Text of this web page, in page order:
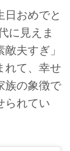
おめでと
に見えま
夫すぎ」
れて、幸せ
族の象徴で
られてい